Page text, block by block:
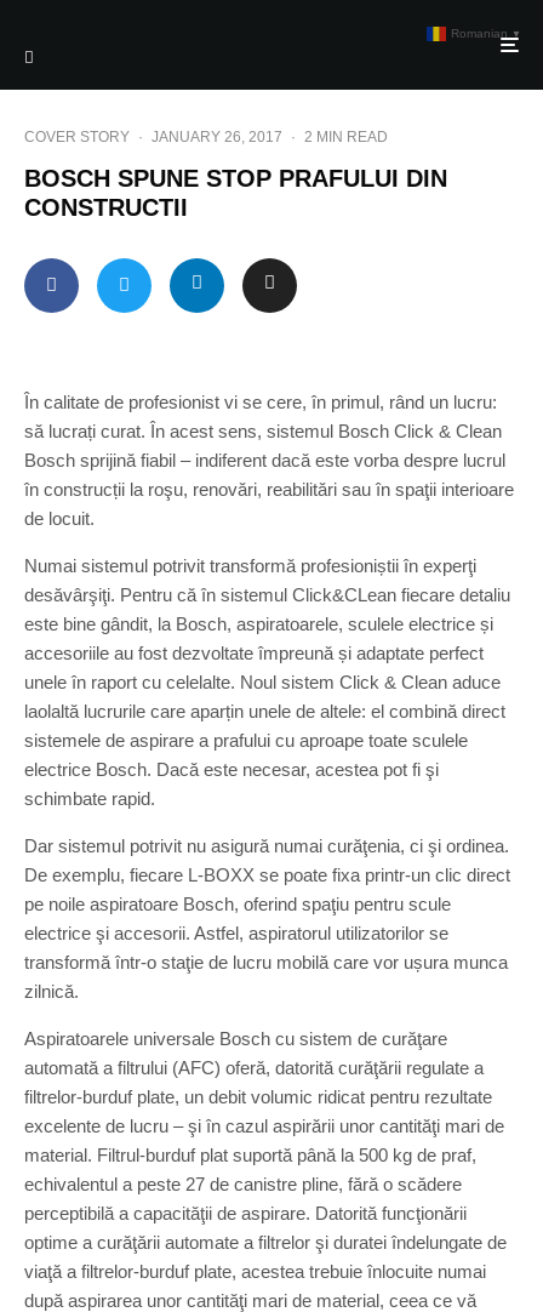
COVER STORY · JANUARY 26, 2017 · 2 MIN READ
BOSCH SPUNE STOP PRAFULUI DIN
CONSTRUCTII
În calitate de profesionist vi se cere, în primul, rând un lucru:
să lucrați curat. În acest sens, sistemul Bosch Click & Clean
Bosch sprijină fiabil – indiferent dacă este vorba despre lucrul
în construcții la roşu, renovări, reabilitări sau în spaţii interioare
de locuit.
Numai sistemul potrivit transformă profesioniștii în experţi
desăvârşiţi. Pentru că în sistemul Click&CLean fiecare detaliu
este bine gândit, la Bosch, aspiratoarele, sculele electrice și
accesoriile au fost dezvoltate împreună și adaptate perfect
unele în raport cu celelalte. Noul sistem Click & Clean aduce
laolaltă lucrurile care aparțin unele de altele: el combină direct
sistemele de aspirare a prafului cu aproape toate sculele
electrice Bosch. Dacă este necesar, acestea pot fi şi
schimbate rapid.
Dar sistemul potrivit nu asigură numai curăţenia, ci şi ordinea.
De exemplu, fiecare L-BOXX se poate fixa printr-un clic direct
pe noile aspiratoare Bosch, oferind spaţiu pentru scule
electrice şi accesorii. Astfel, aspiratorul utilizatorilor se
transformă într-o staţie de lucru mobilă care vor ușura munca
zilnică.
Aspiratoarele universale Bosch cu sistem de curăţare
automată a filtrului (AFC) oferă, datorită curăţării regulate a
filtrelor-burduf plate, un debit volumic ridicat pentru rezultate
excelente de lucru – şi în cazul aspirării unor cantităţi mari de
material. Filtrul-burduf plat suportă până la 500 kg de praf,
echivalentul a peste 27 de canistre pline, fără o scădere
perceptibilă a capacităţii de aspirare. Datorită funcţionării
optime a curăţării automate a filtrelor şi duratei îndelungate de
viaţă a filtrelor-burduf plate, acestea trebuie înlocuite numai
după aspirarea unor cantităţi mari de material, ceea ce vă
Romanian ▼